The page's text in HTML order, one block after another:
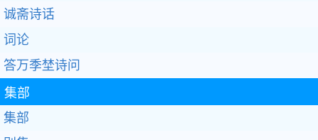
诚斋诗话
词论
答万季埜诗问
集部
集部